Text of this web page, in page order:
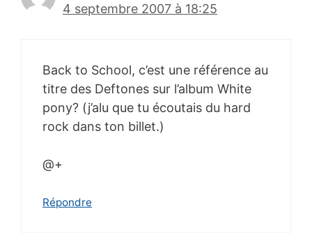
4 septembre 2007 à 18:25
Back to School, c’est une référence au
titre des Deftones sur l’album White
pony? (j’alu que tu écoutais du hard
rock dans ton billet.)
@+
Répondre